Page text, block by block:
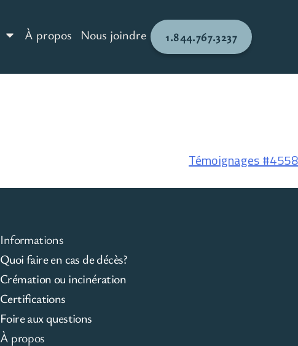
À propos Nous joindre 1.844.767.3237
Témoignages #4558
Informations
Quoi faire en cas de décès?
Crémation ou incinération
Certifications
Foire aux questions
À propos